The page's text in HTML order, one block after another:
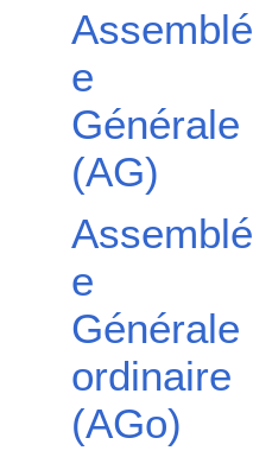
Assemblé
e
Générale
(AG)
Assemblé
e
Générale
ordinaire
(AGo)